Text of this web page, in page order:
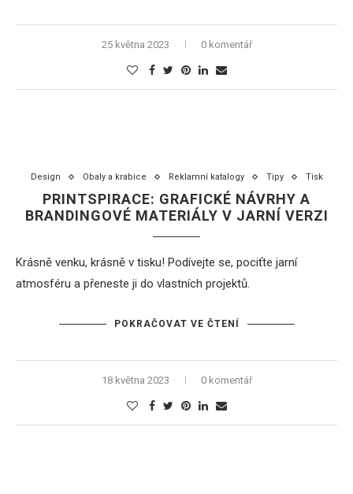
25 května 2023 0 komentář
Design Obaly a krabice Reklamní katalogy Tipy Tisk
PRINTSPIRACE: GRAFICKÉ NÁVRHY A
BRANDINGOVÉ MATERIÁLY V JARNÍ VERZI
Krásně venku, krásně v tisku! Podívejte se, pociťte jarní
atmosféru a přeneste ji do vlastních projektů.
POKRAČOVAT VE ČTENÍ
18 května 2023 0 komentář